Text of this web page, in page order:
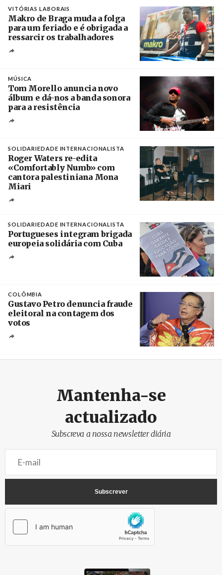
VITÓRIAS LABORAIS
Makro de Braga muda a folga
para um feriado e é obrigada a
ressarcir os trabalhadores
MÚSICA
Tom Morello anuncia novo
álbum e dá-nos a banda sonora
para a resistência
SOLIDARIEDADE INTERNACIONALISTA
Roger Waters re-edita
«Comfortably Numb» com
cantora palestiniana Mona
Miari
SOLIDARIEDADE INTERNACIONALISTA
Portugueses integram brigada
europeia solidária com Cuba
COLÔMBIA
Gustavo Petro denuncia fraude
eleitoral na contagem dos
votos
Mantenha-se
actualizado
Subscreva a nossa newsletter diária